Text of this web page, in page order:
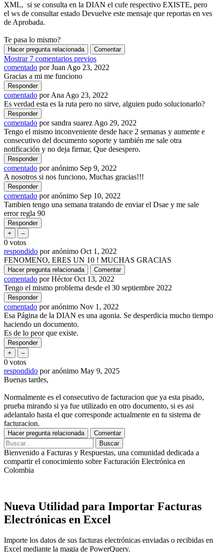
XML, si se consulta en la DIAN el cufe respectivo EXISTE, pero
el ws de consultar estado Devuelve este mensaje que reportas en ves
de Aprobada.
Te pasa lo mismo?
Mostrar 7 comentarios previos
comentado porJuan Ago 23, 2022
Gracias a mi me funciono
comentado porAna Ago 23, 2022
Es verdad esta es la ruta pero no sirve, alguien pudo solucionarlo?
comentado porsandra suarez Ago 29, 2022
Tengo el mismo inconveniente desde hace 2 semanas y aumente e
consecutivo del documento soporte y también me sale otra
notificación y no deja firmar, Que desespero.
comentado poranónimo Sep 9, 2022
A nosotros si nos funciono, Muchas gracias!!!
comentado poranónimo Sep 10, 2022
Tambien tengo una semana tratando de enviar el Dsae y me sale
error regla 90
0 votos
respondido poranónimo Oct 1, 2022
FENOMENO, ERES UN 10 ! MUCHAS GRACIAS
comentado porHéctor Oct 13, 2022
Tengo el mismo problema desde el 30 septiembre 2022
comentado poranónimo Nov 1, 2022
Esa Página de la DIAN es una agonia. Se desperdicia mucho tiempo
haciendo un documento.
Es de lo peor que existe.
0 votos
respondido poranónimo May 9, 2025
Buenas tardes,
Normalmente es el consecutivo de facturacion que ya esta pisado,
prueba mirando si ya fue utilizado en otro documento, si es asi
adelantalo hasta el que corresponde actualmente en tu sistema de
facturacion.
Bienvenido a Facturas y Respuestas, una comunidad dedicada a
compartir el conocimiento sobre Facturación Electrónica en
Colombia
Nueva Utilidad para Importar Facturas
Electrónicas en Excel
Importe los datos de sus facturas electrónicas enviadas o recibidas en
Excel mediante la magia de PowerQuery.